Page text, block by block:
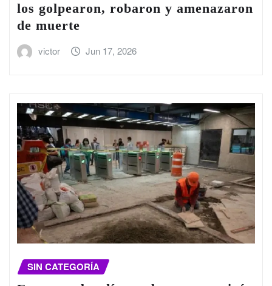
los golpearon, robaron y amenazaron
de muerte
victor Jun 17, 2026
SIN CATEGORÍA